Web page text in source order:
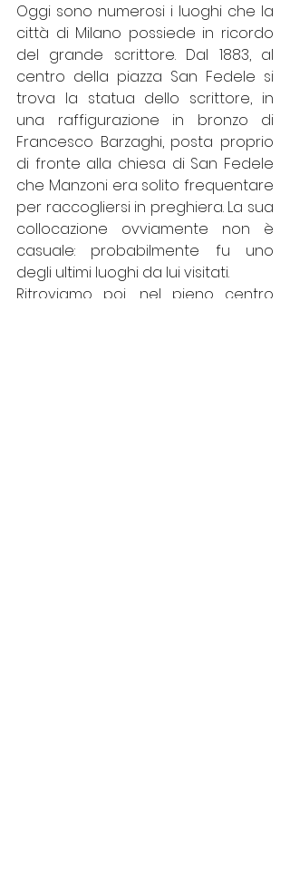
Oggi sono numerosi i luoghi che la
città di Milano possiede in ricordo
del grande scrittore. Dal 1883, al
centro della piazza San Fedele si
trova la statua dello scrittore, in
una raffigurazione in bronzo di
Francesco Barzaghi, posta proprio
di fronte alla chiesa di San Fedele
che Manzoni era solito frequentare
per raccogliersi in preghiera. La sua
collocazione ovviamente non è
casuale: probabilmente fu uno
degli ultimi luoghi da lui visitati.
Ritroviamo poi, nel pieno centro